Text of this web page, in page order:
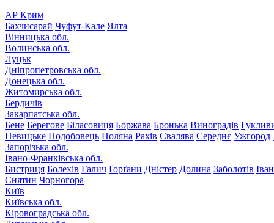
АР Крим
Бахчисарай Чуфут-Кале Ялта
Вінницька обл.
Волинська обл.
Луцьк
Дніпропетровська обл.
Донецька обл.
Житомирська обл.
Бердичів
Закарпатська обл.
Бене Берегове Біласовиця Боржава Бронька Виноградів
Невицьке Подобовець Поляна Рахів Свалява Середнє Ужгород
Запорізька обл.
Івано-Франківська обл.
Бистриця Болехів Галич Ґорґани Дністер Долина Заболотів
Снятин Чорногора
Київ
Київська обл.
Кіровоградська обл.